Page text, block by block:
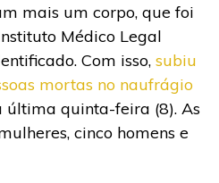
mais um corpo, que foi
Médico Legal
Com isso, subiu
mortas no naufrágio
última quinta-feira (8). As
cinco homens e